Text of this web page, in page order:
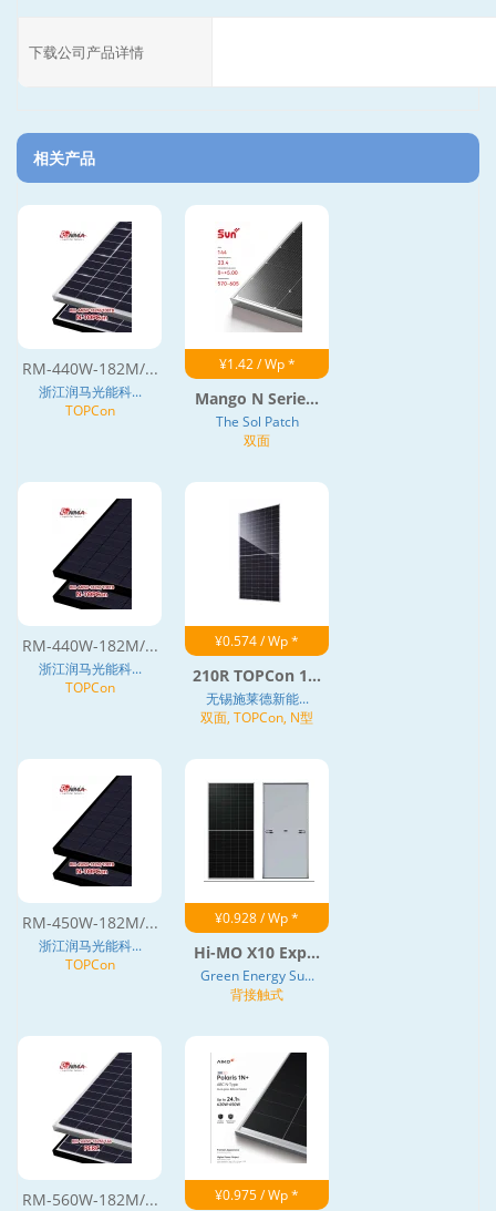
下载公司产品详情
相关产品
RM-440W-182M/...
浙江润马光能科...
TOPCon
¥1.42 / Wp *
Mango N Serie...
The Sol Patch
双面
RM-440W-182M/...
浙江润马光能科...
TOPCon
¥0.574 / Wp *
210R TOPCon 1...
无锡施莱德新能...
双面, TOPCon, N型
RM-450W-182M/...
浙江润马光能科...
TOPCon
¥0.928 / Wp *
Hi-MO X10 Exp...
Green Energy Su...
背接触式
RM-560W-182M/... ¥0.975 / Wp *